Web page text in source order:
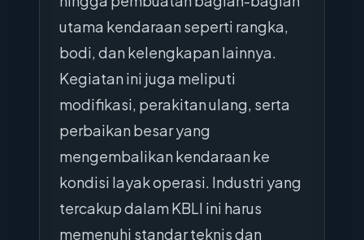
utama kendaraan seperti rangka,
bodi, dan kelengkapan lainnya.
Kegiatan ini juga meliputi
modifikasi, perakitan ulang, serta
perbaikan besar yang
mengembalikan kendaraan ke
kondisi layak operasi. Industri yang
tercakup dalam KBLI ini harus
memenuhi standar teknis dan